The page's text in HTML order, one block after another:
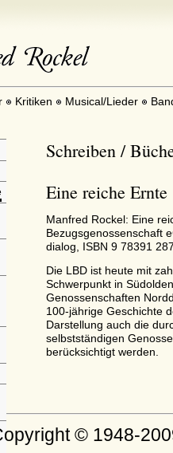
Kritiken Musical/Lieder
Schreiben /
Eine reiche Ernte
Manfred Rockel: Eine
Bezugsgenossenschaft
dialog, ISBN 9 78391
Die LBD ist heute mit
Schwerpunkt in
Genossenschaften
100-jährige Geschichte
Darstellung auch die
selbstständigen
berücksichtigt werden.
© 1948-